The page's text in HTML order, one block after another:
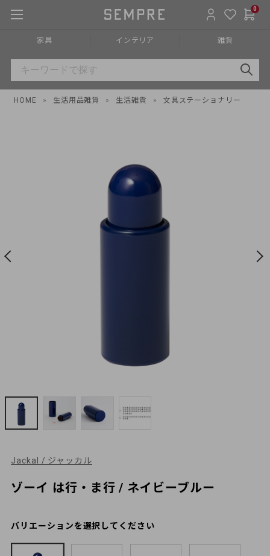
0
家具 インテリア 雑貨
HOME » 生活用品雑貨 » 生活雑貨 » 文具ステーショナリー
Jackal / ジャッカル
ゾーイ は行・ま行 / ネイビーブルー
バリエーションを選択してください